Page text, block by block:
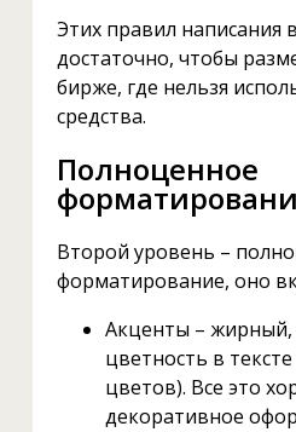
Этих правил написания
достаточно, чтобы
бирже, где нельзя
средства.
Полноценное
Второй уровень –
форматирование, оно
Акценты – жирный,
цветность в
цветов). Все это
декоративное